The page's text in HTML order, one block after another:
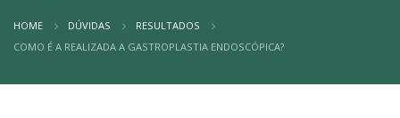
HOME DÚVIDAS
RESULTADOS
COMO É A REALIZADA A GASTROPLASTIA ENDOSCÓPICA?